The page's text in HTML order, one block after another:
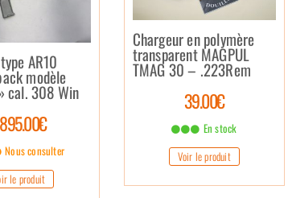
AR10
modèle
cal. 308 Win
Nous consulter
le produit
Chargeur en polymère
transparent MAGPUL
TMAG 30 – .223Rem
39.00€
En stock
Voir le produit